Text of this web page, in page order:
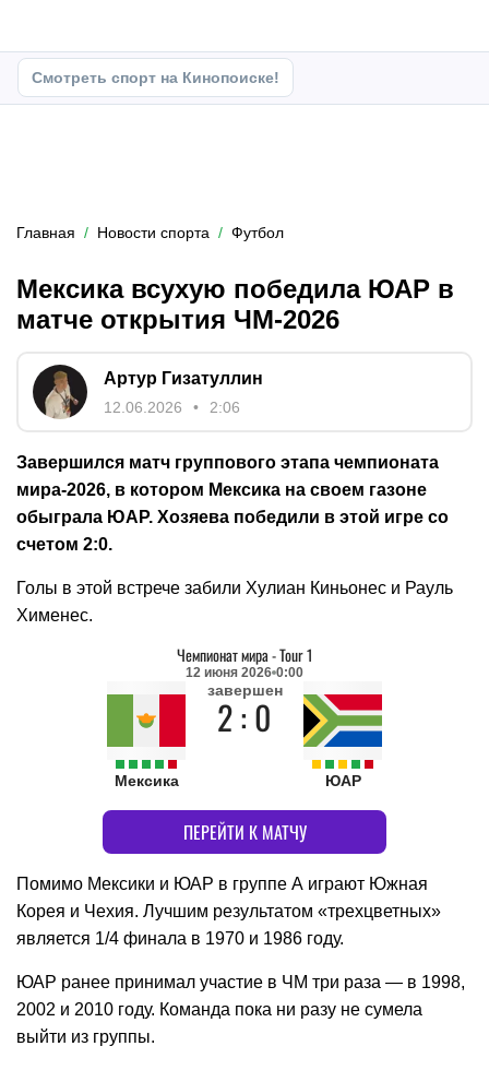
Смотреть спорт на Кинопоиске!
Главная Новости спорта Футбол
Мексика всухую победила ЮАР в
матче открытия ЧМ-2026
Артур Гизатуллин
12.06.2026 2:06
Завершился матч группового этапа чемпионата
мира-2026, в котором Мексика на своем газоне
обыграла ЮАР. Хозяева победили в этой игре со
счетом 2:0.
Голы в этой встрече забили Хулиан Киньонес и Рауль
Хименес.
Чемпионат мира-Tour 1
12 июня 2026 0:00
Мексика
завершен
2 : 0
ЮАР
ПЕРЕЙТИ К МАТЧУ
Помимо Мексики и ЮАР в группе А играют Южная
Корея и Чехия. Лучшим результатом «трехцветных»
является 1/4 финала в 1970 и 1986 году.
ЮАР ранее принимал участие в ЧМ три раза — в 1998,
2002 и 2010 году. Команда пока ни разу не сумела
выйти из группы.